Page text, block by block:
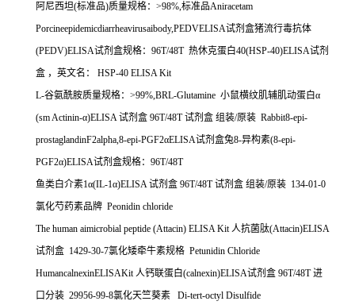
阿尼西坦(标准品)质量规格： >98%,标准品Aniracetam
Porcineepidemicdiarrheavirusaibody,PEDVELISA试剂盒猪流行毒抗体
(PEDV)ELISA试剂盒规格： 96T/48T 热休克蛋白40(HSP-40)ELISA试剂
盒 ，英文名：
HSP-40 ELISA Kit
L-谷氨酰胺质量规格： >99%,BRL-Glutamine 小鼠横纹肌辅肌动蛋白α
(sm Actinin-α)ELISA试剂盒 96T/48T试剂盒 组装/原装 Rabbit8-epi-
prostaglandinF2alpha,8-epi-PGF2αELISA试剂盒兔8-异构素(8-epi-
PGF2α)ELISA试剂盒规格： 96T/48T
鱼类白介素1α(IL-1α)ELISA试剂盒 96T/48T试剂盒 组装/原装 134-01-0
氯化芍药素品牌 Peonidin chloride
The human aimicrobial peptide (Attacin) ELISA Kit人抗菌肽(Attacin)ELISA
试剂盒 1429-30-7氯化矮牵牛素规格 Petunidin Chloride
HumancalnexinELISAKit人钙联蛋白(calnexin)ELISA试剂盒 96T/48T进
口分装 29956-99-8氯化天竺葵素
Di-tert-octyl Disulfide